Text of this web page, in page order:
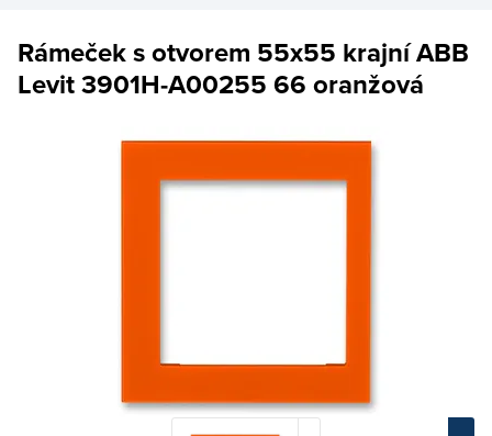
Rámeček s otvorem 55x55 krajní ABB
Levit 3901H-A00255 66 oranžová